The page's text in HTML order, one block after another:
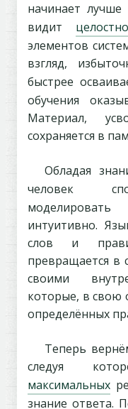
начинает
видит
элементов
взгляд,
быстрее
обучения
Материал,
сохраняется в
Обладая
человек
интуитивно.
слов и
превращается в
своими
которые, в свою
определённых
Теперь
следуя
максимальных
знание ответа.